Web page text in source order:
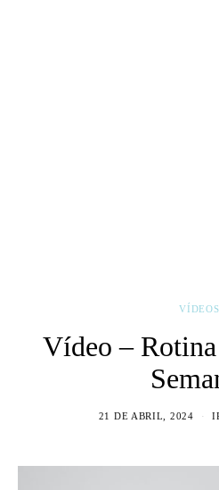
VÍDEOS
Vídeo –
21 DE ABRIL, 2024